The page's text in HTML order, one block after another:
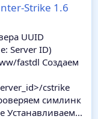
Strike 1.6
UUID
Server ID)
fastdl Создаем
cstrike
симлинк
Устанавливаем...